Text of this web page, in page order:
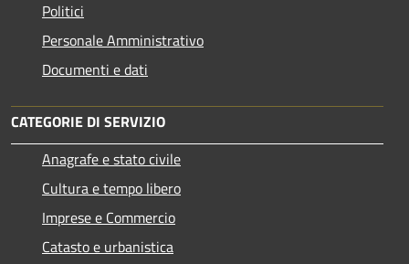
Politici
Personale Amministrativo
Documenti e dati
CATEGORIE DI SERVIZIO
Anagrafe e stato civile
Cultura e tempo libero
Imprese e Commercio
Catasto e urbanistica